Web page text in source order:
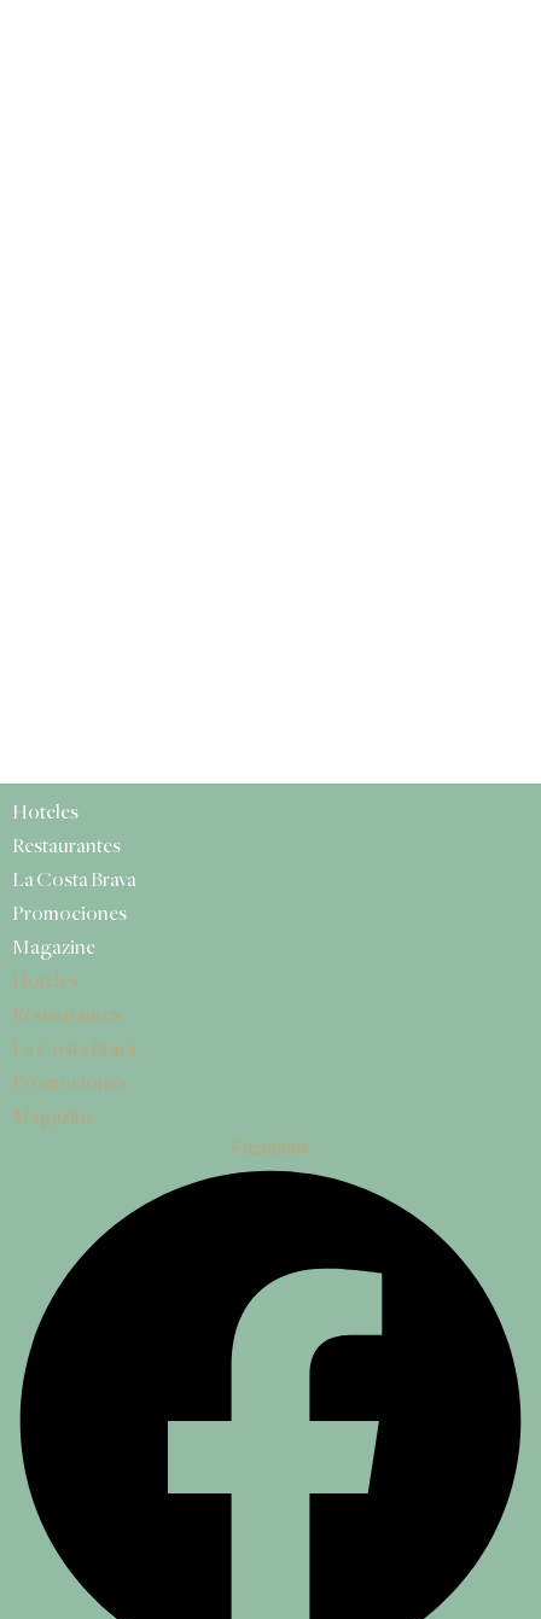
Hoteles
Restaurantes
La Costa Brava
Promociones
Magazine
Hoteles
Restaurantes
La Costa Brava
Promociones
Magazine
Facebook